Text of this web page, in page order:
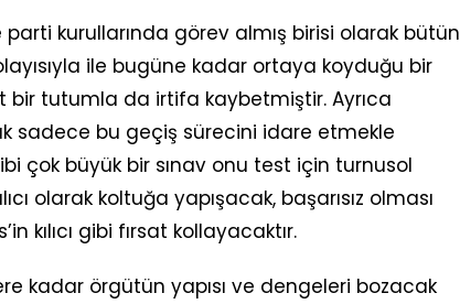
kurullarında görev almış birisi olarak bütün
ile bugüne kadar ortaya koyduğu bir
bir tutumla da irtifa kaybetmiştir. Ayrıca
sadece bu geçiş sürecini idare etmekle
çok büyük bir sınav onu test için turnusol
olarak koltuğa yapışacak, başarısız olması
kılıcı gibi fırsat kollayacaktır.
kadar örgütün yapısı ve dengeleri bozacak